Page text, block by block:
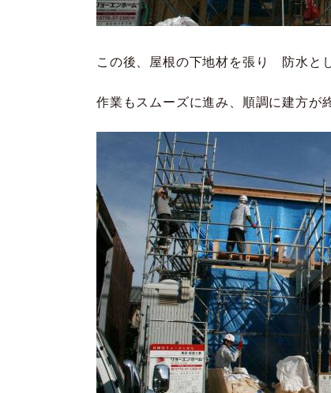
この後、屋根の下地材を張り 防水と
作業もスムーズに進み、順調に建方が